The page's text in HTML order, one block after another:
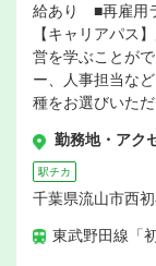
給あり ■再雇用
【キャリアパス
営を学ぶことが
ー、人事担当な
種をお選びいただ
勤務地・アク
駅チカ
千葉県流山市西
東武野田線「